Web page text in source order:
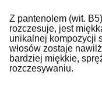
Z pantenolem (wit.
rozczesuje, jest
unikalnej kompozycji
włosów zostaje
bardziej miękkie,
rozczesywaniu.